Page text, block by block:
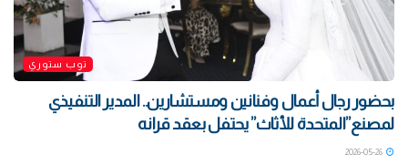
توب ستوري
بحضور رجال أعمال وفنانين ومستشارين.. المدير التنفيذي
لمصنع”المتحدة للأثاث” يحتفل بعقد قرانه